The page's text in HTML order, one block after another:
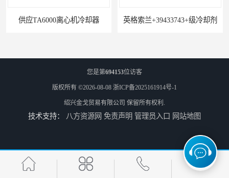
冷却器 英格索兰+39433743+级冷却剂
22531636冷却器 寿力LS32空压机油冷却器
您是第694153位访客
版权所有 ©2026-08-08 浙ICP备2025161914号-1
绍兴金戈贸易有限公司 保留所有权利.
技术支持： 八方资源网 免责声明 管理员入口 网站地图